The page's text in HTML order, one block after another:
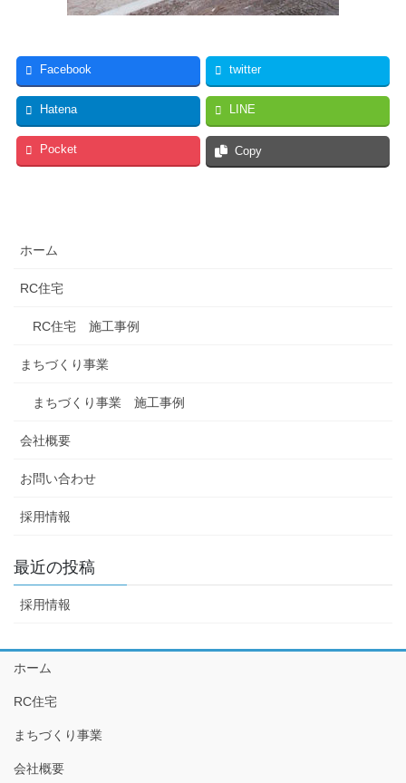
Facebook twitter
Hatena LINE
Pocket Copy
ホーム
RC住宅
RC住宅 施工事例
まちづくり事業
まちづくり事業 施工事例
会社概要
お問い合わせ
採用情報
最近の投稿
採用情報
ホーム
RC住宅
まちづくり事業
会社概要